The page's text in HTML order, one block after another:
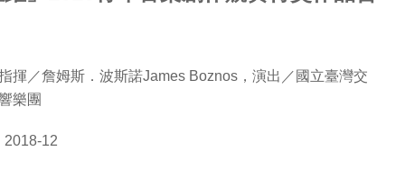
揮／詹姆斯．波斯諾James Boznos，演出／國立臺灣交
樂團
2018-12